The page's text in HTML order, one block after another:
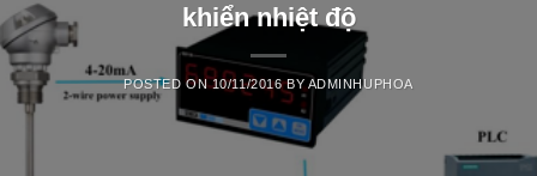
khiển nhiệt độ
POSTED ON10/11/2016BY ADMINHUPHOA